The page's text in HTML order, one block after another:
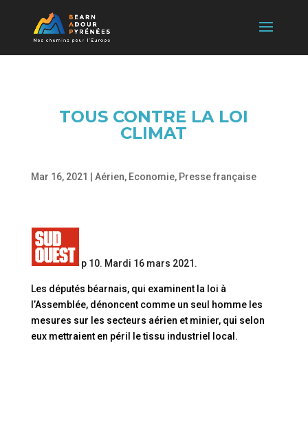
TOUS CONTRE LA LOI
CLIMAT
Mar 16, 2021 Aérien, Economie, Presse française
p 10. Mardi 16 mars 2021.
Les députés béarnais, qui examinent la loi à
l’Assemblée, dénoncent comme un seul homme les
mesures sur les secteurs aérien et minier, qui selon
eux mettraient en péril le tissu industriel local.